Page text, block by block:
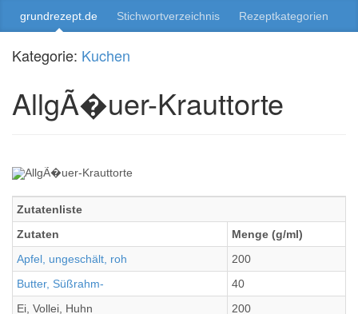
grundrezept.de Stichwortverzeichnis Rezeptkategorien
Kategorie: Kuchen
AllgÃ�uer-Krauttorte
Zutatenliste
Zutaten
Menge (g/ml)
Apfel, ungeschält, roh
200
Butter, Süßrahm-
40
Ei, Vollei, Huhn
200